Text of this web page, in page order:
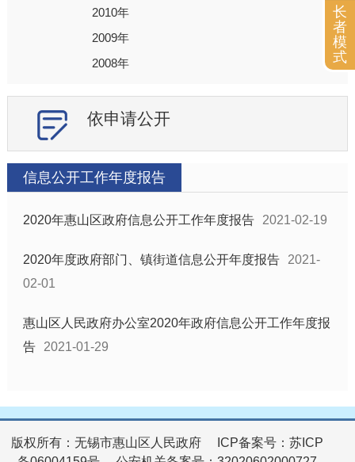
2010年
2009年
2008年
依申请公开
信息公开工作年度报告
2020年惠山区政府信息公开工作年度报告 2021-02-19
2020年度政府部门、镇街道信息公开年度报告
2021-
02-01
惠山区人民政府办公室2020年政府信息公开工作年度报
告
2021-01-29
版权所有：无锡市惠山区人民政府
ICP备案号：苏ICP
长
者
模
式